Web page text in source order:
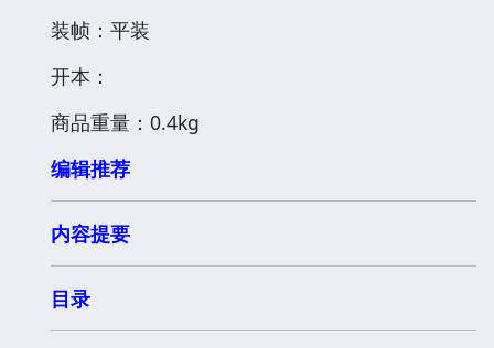
装帧：平装
开本：
商品重量：0.4kg
编辑推荐
内容提要
目录